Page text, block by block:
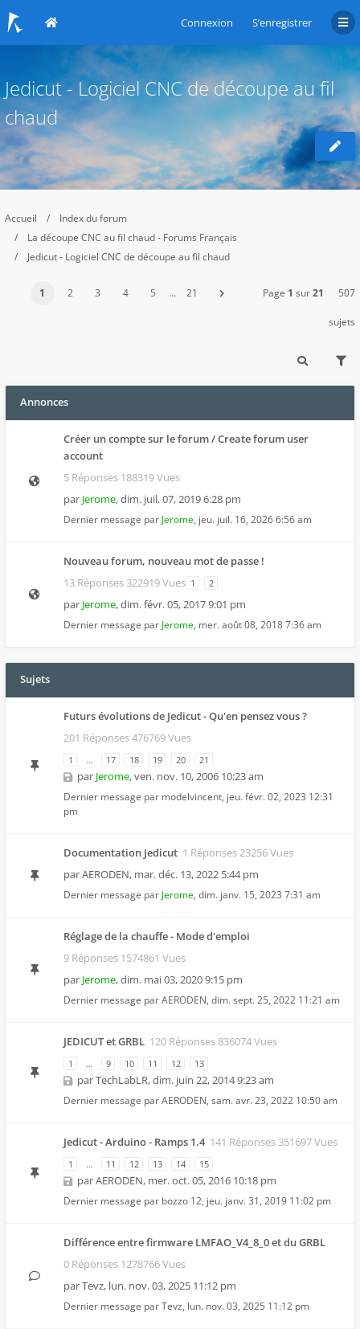
Connexion S’enregistrer
Jedicut - Logiciel CNC de découpe au fil
chaud
Accueil
Index du forum
La découpe CNC au fil chaud - Forums Français
Jedicut - Logiciel CNC de découpe au fil chaud
1 2 3 4 5 … 21 Page 1 sur21 507
sujets
Annonces
Créer un compte sur le forum / Create forum user
account
5 Réponses 188319 Vues
par Jerome,dim. juil. 07, 2019 6:28 pm
Dernier message par Jerome, jeu. juil. 16, 2026 6:56 am
Nouveau forum, nouveau mot de passe !
13 Réponses 322919 Vues 1 2
par Jerome,dim. févr. 05, 2017 9:01 pm
Dernier message par Jerome, mer. août 08, 2018 7:36 am
Sujets
Futurs évolutions de Jedicut - Qu'en pensez vous ?
201 Réponses 476769 Vues
1 … 17 18 19 20 21
par Jerome,ven. nov. 10, 2006 10:23 am
Dernier message par modelvincent, jeu. févr. 02, 2023 12:31
pm
Documentation Jedicut 1 Réponses 23256 Vues
parAERODEN, mar. déc. 13, 2022 5:44 pm
Dernier message par Jerome, dim. janv. 15, 2023 7:31 am
Réglage de la chauffe - Mode d'emploi
9 Réponses 1574861 Vues
par Jerome,dim. mai 03, 2020 9:15 pm
Dernier message parAERODEN, dim. sept. 25, 2022 11:21 am
JEDICUT et GRBL 120 Réponses 836074 Vues
1 … 9 10 11 12 13
parTechLabLR,dim. juin 22, 2014 9:23 am
Dernier message parAERODEN, sam. avr. 23, 2022 10:50 am
Jedicut - Arduino - Ramps 1.4 141 Réponses 351697 Vues
1 … 11 12 13 14 15
parAERODEN, mer. oct. 05, 2016 10:18 pm
Dernier message par bozzo 12, jeu. janv. 31, 2019 11:02 pm
Différence entre firmware LMFAO_V4_8_0 et du GRBL
0 Réponses 1278766 Vues
parTevz, lun. nov. 03, 2025 11:12 pm
Dernier message parTevz, lun. nov. 03, 2025 11:12 pm